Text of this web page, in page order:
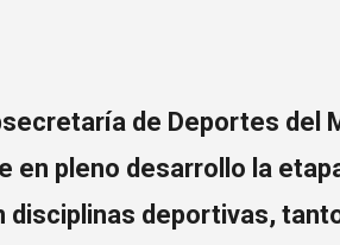
de Deportes del
en pleno desarrollo la
disciplinas deportivas,